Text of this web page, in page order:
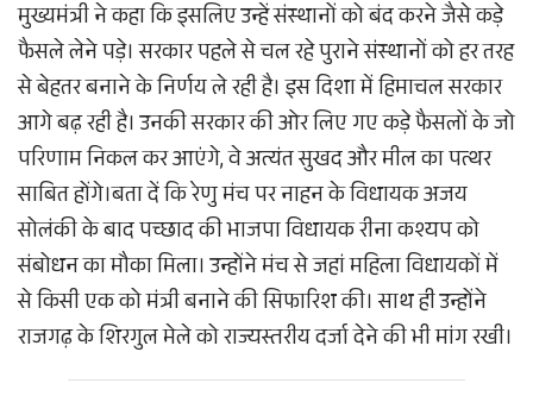
मुख्यमंत्री ने कहा कि इसलिए उन्हें संस्थानों को बंद करने जैसे कड़े
फैसले लेने पड़े। सरकार पहले से चल रहे पुराने संस्थानों को हर तरह
से बेहतर बनाने के निर्णय ले रही है। इस दिशा में हिमाचल सरकार
आगे बढ़ रही है। उनकी सरकार की ओर लिए गए कड़े फैसलों के जो
परिणाम निकल कर आएंगे, वे अत्यंत सुखद और मील का पत्थर
साबित होंगे।बता दें कि रेणु मंच पर नाहन के विधायक अजय
सोलंकी के बाद पच्छाद की भाजपा विधायक रीना कश्यप को
संबोधन का मौका मिला। उन्होंने मंच से जहां महिला विधायकों में
से किसी एक को मंत्री बनाने की सिफारिश की। साथ ही उन्होंने
राजगढ़ के शिरगुल मेले को राज्यस्तरीय दर्जा देने की भी मांग रखी।